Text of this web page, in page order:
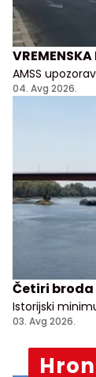
AMSS
stvari kao i da
04. Avg 2026.
Četiri
Istorijski
dodatni pad
03. Avg 2026.